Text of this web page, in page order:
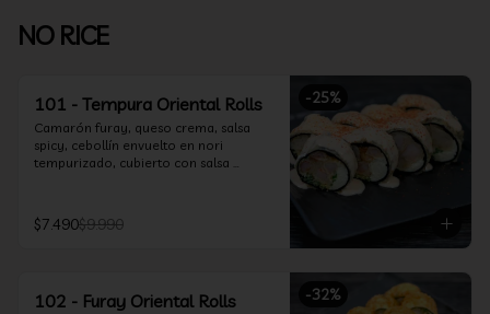
NO RICE
-25%
101 - Tempura Oriental Rolls
Camarón furay, queso crema, salsa
spicy, cebollín envuelto en nori
tempurizado, cubierto con salsa
$7.490$9.990
-32%
102 - Furay Oriental Rolls